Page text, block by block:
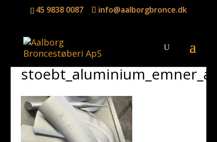
45 9838 0087 info@aalborgbronce.dk